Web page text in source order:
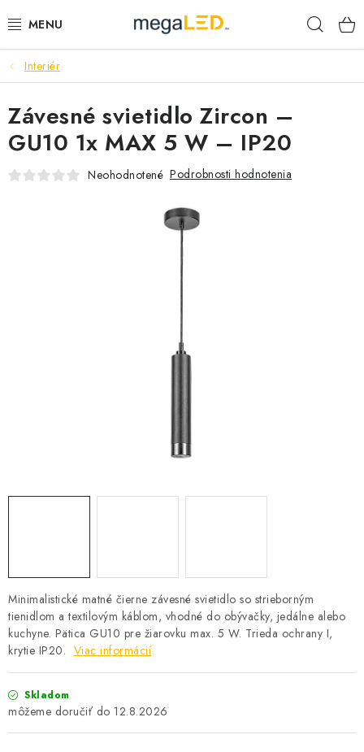
na
PRIEMYSEL
SVIETIDLÁ
ŽIAROVKY A TRUBICE
OBCHODNÉ PODMIENKY
O NÁS - MEGALED & JANTON ZÁKAMENNÉ
Reklamácie a formulár na odstúpenie od zmluvy
Obchodné podmienky
Podmienky ochrany osobných údajov
O nás - MEGALED & JANTON Zákamenné
Zľavy pre profíkov
Interiér
Minimalistické matné čierne závesné svietidlo so strieborným
tienidlom a textilovým káblom, vhodné do obývačky, jedálne alebo
kuchyne. Pätica GU10 pre žiarovku max. 5 W. Trieda ochrany I,
krytie IP20. Viac informácií
Skladom
12.8.2026
Závesné svietidlo Zircon –
GU10 1x MAX 5 W – IP20
Neohodnotené Podrobnosti hodnotenia